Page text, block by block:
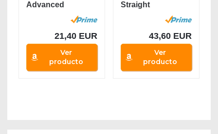
Advanced
21,40 EUR
Ver
producto
Straight
Secador de...
43,60 EUR
Ver
producto